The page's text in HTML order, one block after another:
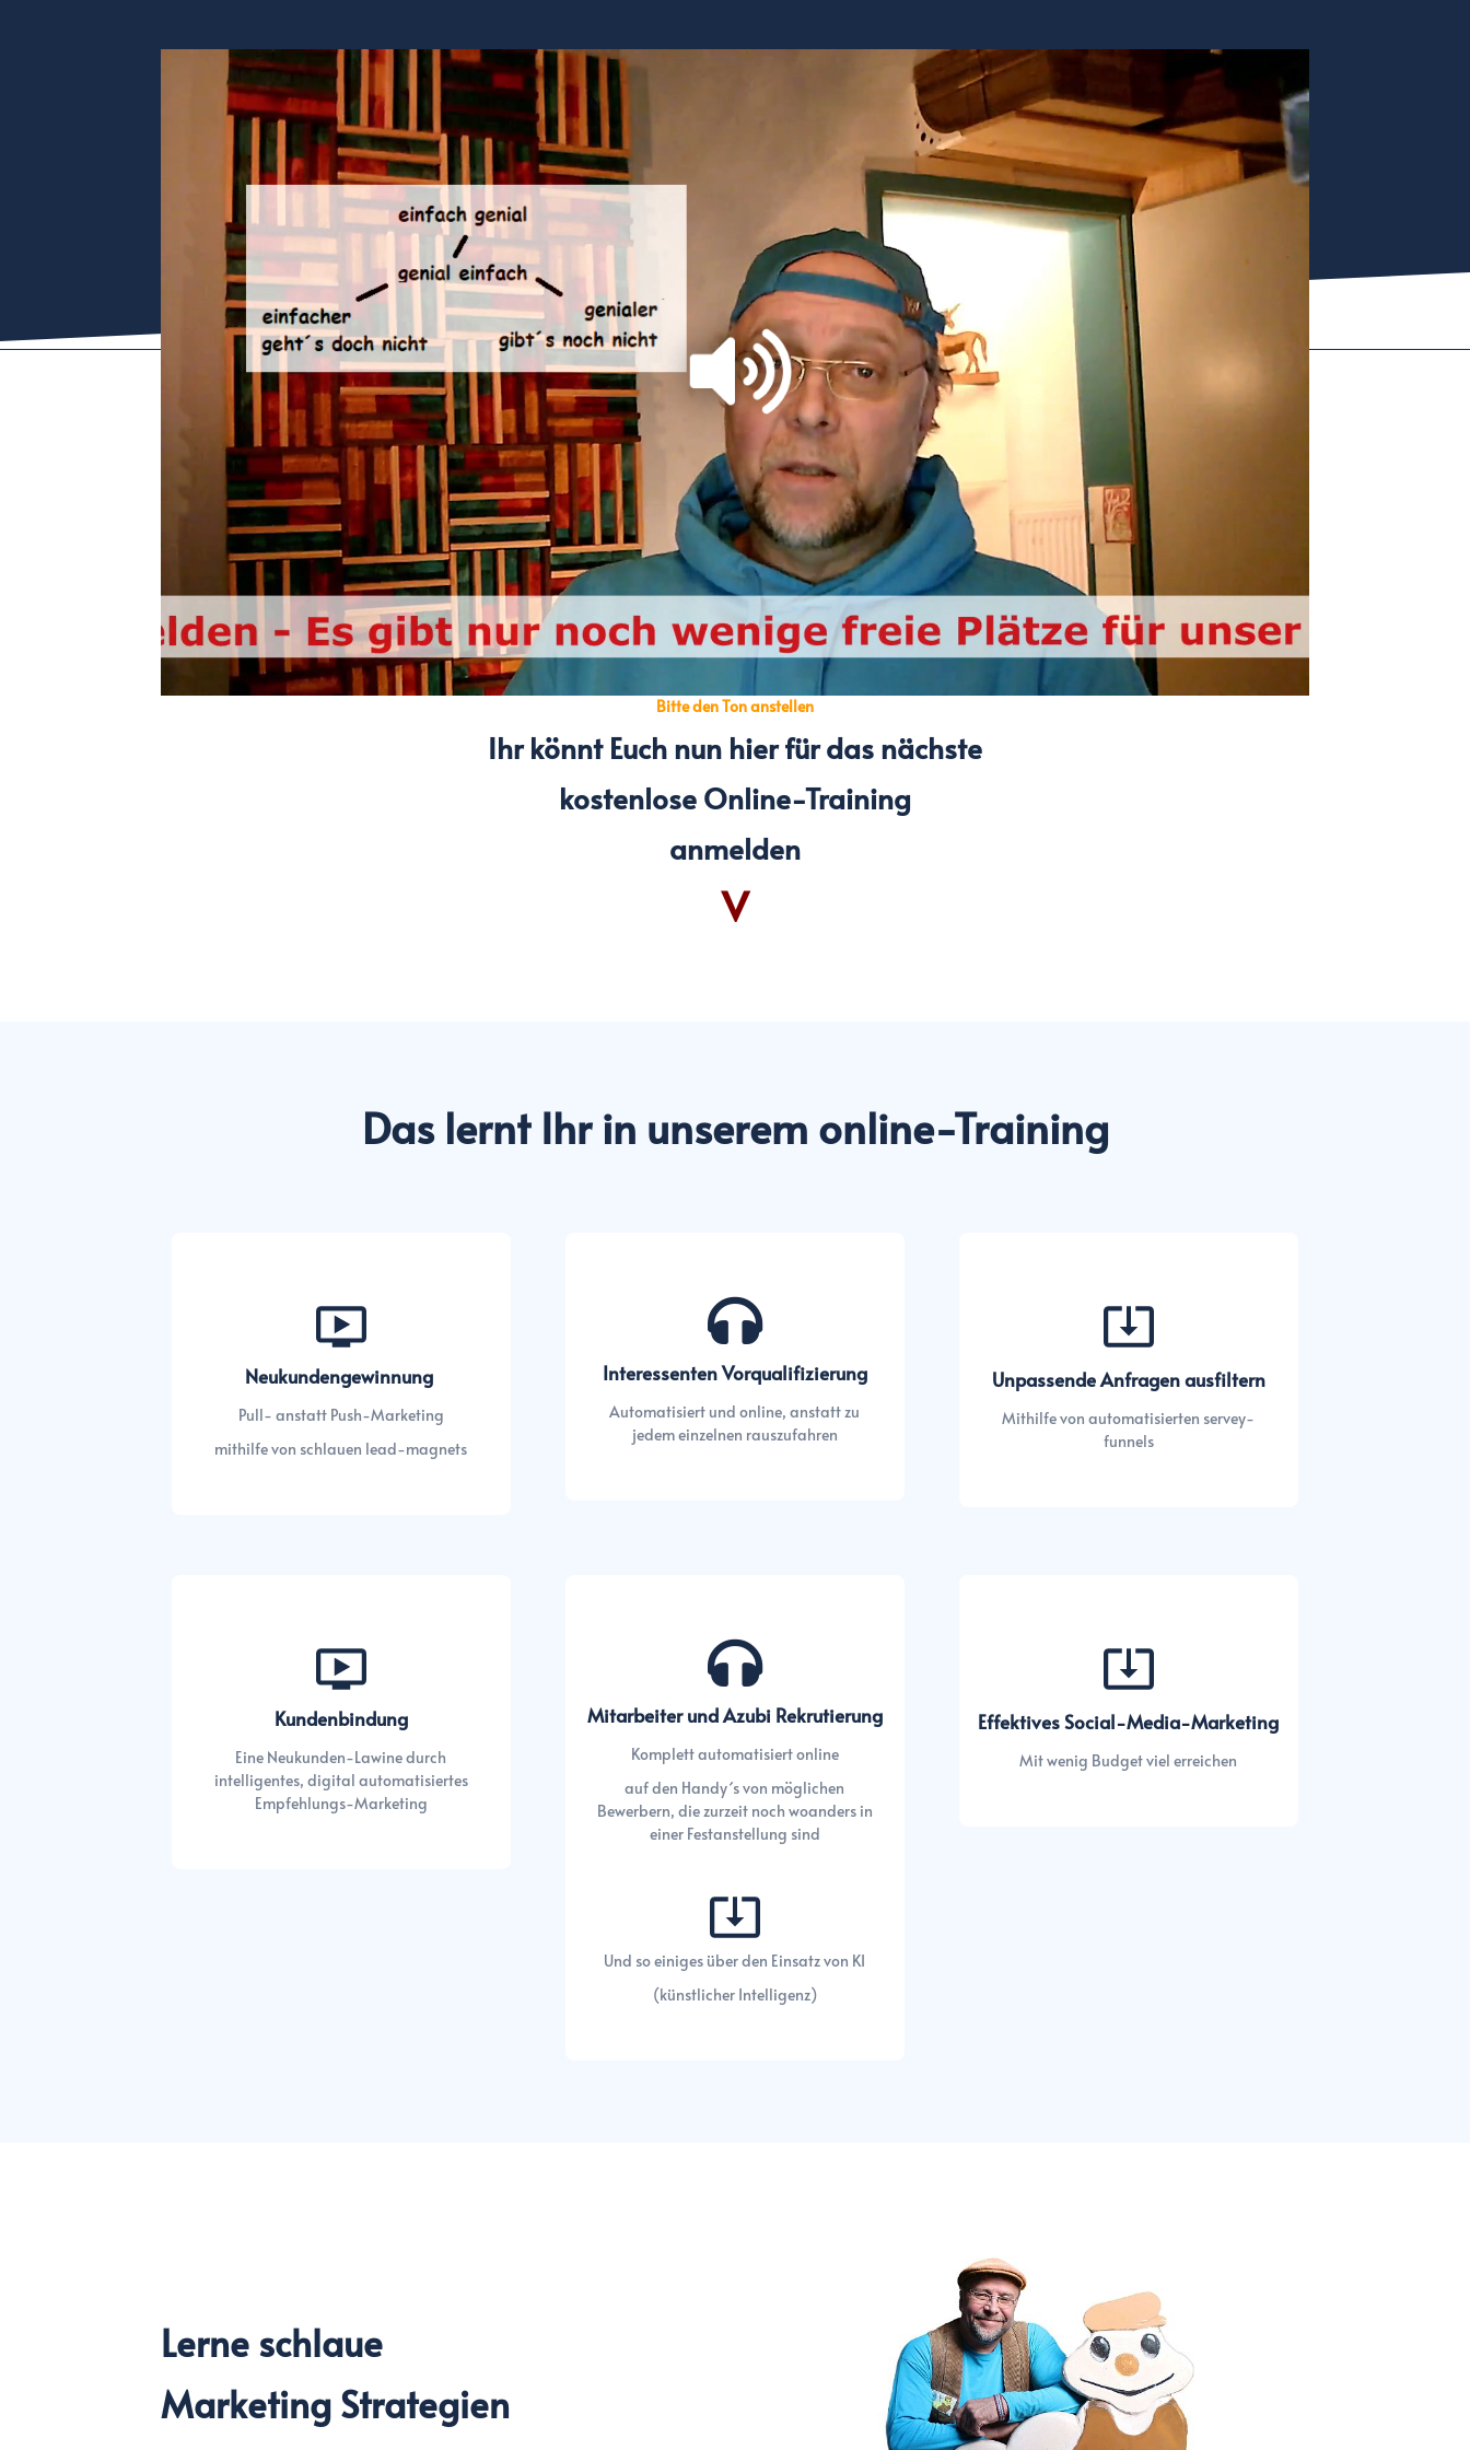
Unmute / Loaded
23.82%
Rate
Bitte den Ton anstellen
Ihr könnt Euch nun hier für das nächste
kostenloseOnline-Training
anmelden
V
Das lernt Ihr in unserem online-Training
Neukundengewinnung
Pull- anstatt Push-Marketing
mithilfe von schlauen lead-magnets
Interessenten Vorqualifizierung
Automatisiert und online, anstatt zu
jedem einzelnen rauszufahren
Unpassende Anfragen ausfiltern
Mithilfe von automatisierten servey-
funnels
Kundenbindung
Eine Neukunden-Lawine durch
intelligentes, digital automatisiertes
Empfehlungs-Marketing
Mitarbeiter und Azubi Rekrutierung
Komplett automatisiert online
auf den Handy´s von möglichen
Bewerbern, die zurzeit noch woanders in
einer Festanstellung sind
Und so einiges über den Einsatz von KI
(künstlicher Intelligenz)
Effektives Social-Media-Marketing
Mit wenig Budget viel erreichen
Lerne schlaue
Marketing Strategien